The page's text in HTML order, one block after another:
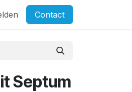
Contact
Septum